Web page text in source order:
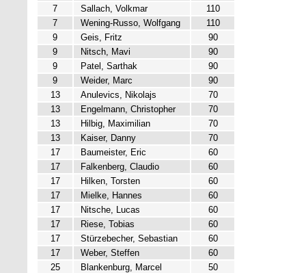
7
Sallach, Volkmar
110
7
Wening-Russo, Wolfgang
110
9
Geis, Fritz
90
9
Nitsch, Mavi
90
9
Patel, Sarthak
90
9
Weider, Marc
90
13
Anulevics, Nikolajs
70
13
Engelmann, Christopher
70
13
Hilbig, Maximilian
70
13
Kaiser, Danny
70
17
Baumeister, Eric
60
17
Falkenberg, Claudio
60
17
Hilken, Torsten
60
17
Mielke, Hannes
60
17
Nitsche, Lucas
60
17
Riese, Tobias
60
17
Stürzebecher, Sebastian
60
17
Weber, Steffen
60
25
Blankenburg, Marcel
50